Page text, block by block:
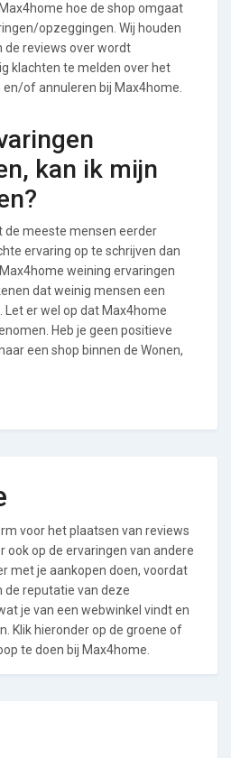
hoe de shop omgaat
opzeggingen. Wij houden
de reviews over wordt
klachten te melden over het
of annuleren bij Max4home.
kan ik mijn
de meeste mensen eerder
ervaring op te schrijven dan
weining ervaringen
dat weinig mensen een
Let er wel op dat Max4home
Heb je geen positieve
een shop binnen de Wonen,
voor het plaatsen van reviews
ook op de ervaringen van andere
met je aankopen doen, voordat
de reputatie van deze
je van een webwinkel vindt en
Klik hieronder op de groene of
te doen bij Max4home.